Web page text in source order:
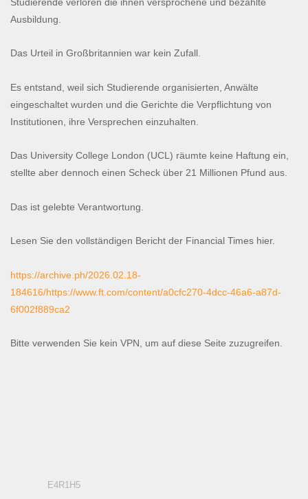
Ausbildung.
Das Urteil in Großbritannien war kein Zufall.
Es entstand, weil sich Studierende organisierten, Anwälte
eingeschaltet wurden und die Gerichte die Verpflichtung von
Institutionen, ihre Versprechen einzuhalten.
Das University College London (UCL) räumte keine Haftung ein,
stellte aber dennoch einen Scheck über 21 Millionen Pfund aus.
Das ist gelebte Verantwortung.
Lesen Sie den vollständigen Bericht der Financial Times hier.
https://archive.ph/2026.02.18-
184616/https://www.ft.com/content/a0cfc270-4dcc-46a6-a87d-
6f002f889ca2
Bitte verwenden Sie kein VPN, um auf diese Seite zuzugreifen.
E4R1H5